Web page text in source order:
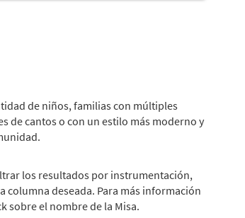
de niños, familias con múltiples
de cantos o con un estilo más moderno y
los resultados por instrumentación,
columna deseada. Para más información
sobre el nombre de la Misa.